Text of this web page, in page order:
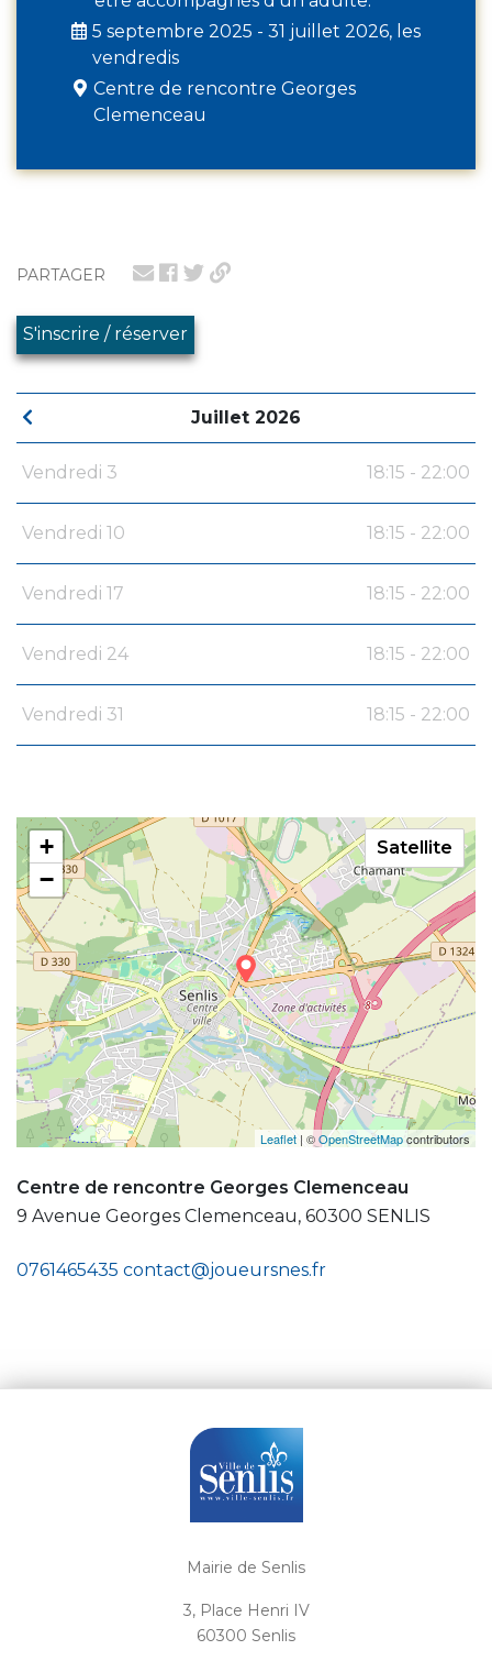
PARTAGER
S'inscrire / réserver
Juillet 2026
Vendredi 3 18:15 - 22:00
Vendredi 10 18:15 - 22:00
Vendredi 17 18:15 - 22:00
Vendredi 24 18:15 - 22:00
Vendredi 31 18:15 - 22:00
+
−
Leaflet | ©OpenStreetMapcontributors
Satellite
Centre de rencontre Georges Clemenceau
9 Avenue Georges Clemenceau, 60300 SENLIS
0761465435 contact@joueursnes.fr
5 septembre 2025 - 31 juillet 2026, les
vendredis
Centre de rencontre Georges
Clemenceau
Mairie de Senlis
3, Place Henri IV
60300 Senlis